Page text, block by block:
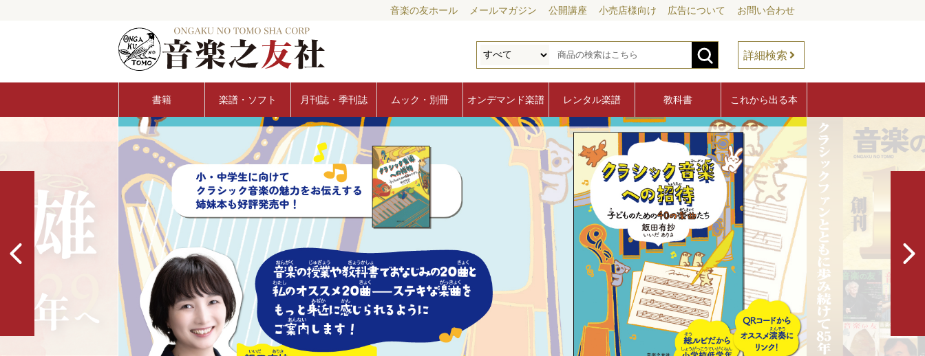
音楽の友ホール メールマガジン 公開講座 小売店様向け 広告について お問い合わせ
詳細検索
書籍 楽譜・ソフト 月刊誌・季刊誌 ムック・別冊 オンデマンド楽譜 レンタル楽譜 教科書 これから出る本